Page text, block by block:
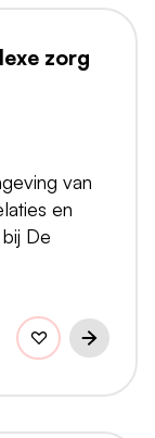
zorg
van
en
De